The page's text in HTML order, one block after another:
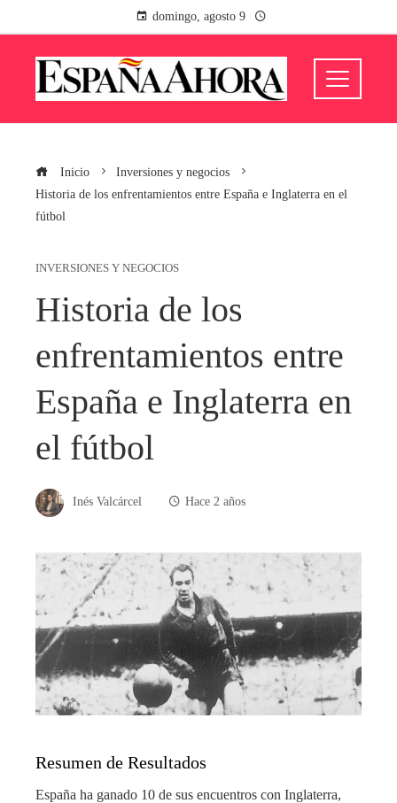
domingo, agosto 9
Inicio
Inversiones y negocios
Historia de los enfrentamientos entre España e Inglaterra en el
fútbol
INVERSIONES Y NEGOCIOS
Historia de los
enfrentamientos entre
España e Inglaterra en
el fútbol
Inés Valcárcel Hace 2 años
Resumen de Resultados
España ha ganado 10 de sus encuentros con Inglaterra,